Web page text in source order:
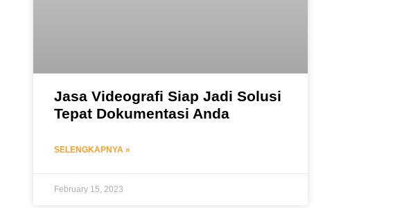
Jasa Videografi Siap Jadi Solusi
Tepat Dokumentasi Anda
SELENGKAPNYA »
February 15, 2023